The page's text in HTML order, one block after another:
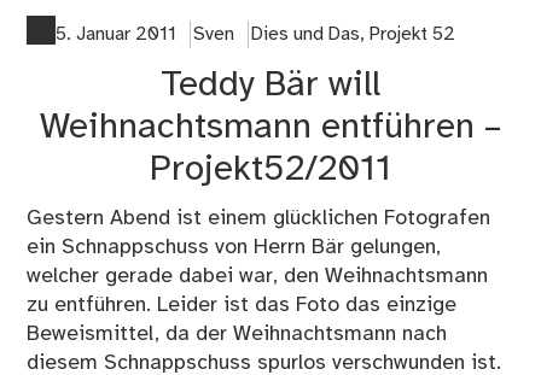
5. Januar 2011 Sven Dies und Das, Projekt 52
Teddy Bär will
Weihnachtsmann entführen –
Projekt52/2011
Gestern Abend ist einem glücklichen Fotografen
ein Schnappschuss von Herrn Bär gelungen,
welcher gerade dabei war, den Weihnachtsmann
zu entführen. Leider ist das Foto das einzige
Beweismittel, da der Weihnachtsmann nach
diesem Schnappschuss spurlos verschwunden ist.